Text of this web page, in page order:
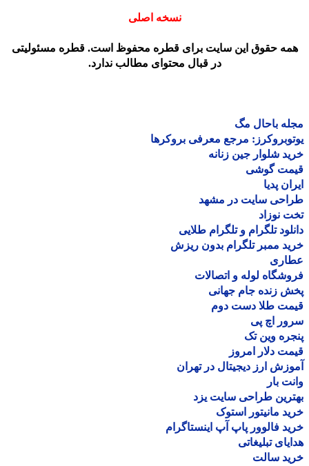
نسخه اصلی
حقوق این سایت برای قطره محفوظ است. قطره مسئولیتی
در قبال محتوای مطالب ندارد.
باحال مگ
مرجع معرفی بروکرها
شلوار جین زنانه
گوشی
پدیا
سایت در مشهد
نوزاد
تلگرام و تلگرام طلایی
ممبر تلگرام بدون ریزش
لوله و اتصالات
زنده جام جهانی
طلا دست دوم
اچ پی
وین تک
دلار امروز
ارز دیجیتال در تهران
بار
طراحی سایت یزد
مانیتور استوک
فالوور پاپ آپ اینستاگرام
تبلیغاتی
سالت